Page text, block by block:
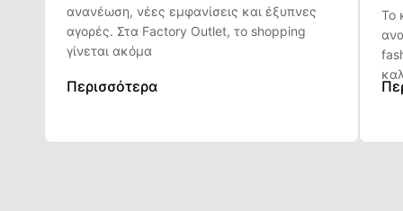
ανανέωση, νέες εμφανίσεις και έξυπνες
αγορές. Στα Factory Outlet, το shopping
γίνεται ακόμα
Περισσότερα
Το